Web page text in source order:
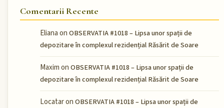
Comentarii Recente
Elianaon OBSERVATIA #1018 – Lipsa unor spații de
depozitare în complexul rezidențial Răsărit de Soare
Maximon OBSERVATIA #1018 – Lipsa unor spații de
depozitare în complexul rezidențial Răsărit de Soare
Locataron OBSERVATIA #1018 – Lipsa unor spații de